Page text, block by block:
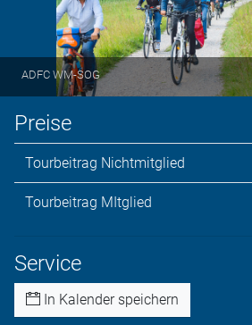
ADFC WM-SOG
Preise
Tourbeitrag Nichtmitglied
Tourbeitrag MItglied
Service
In Kalender speichern